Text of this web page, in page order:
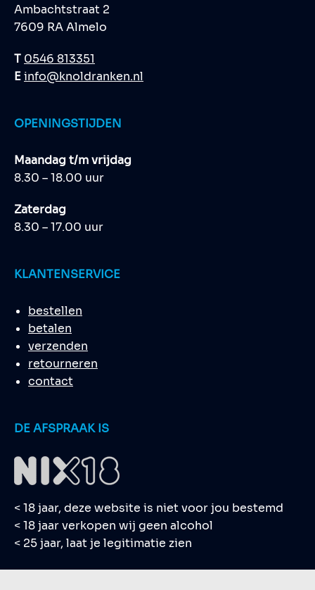
Ambachtstraat 2
7609 RA Almelo
T 0546 813351
Einfo@knoldranken.nl
OPENINGSTIJDEN
Maandag t/m vrijdag
8.30 – 18.00 uur
Zaterdag
8.30 – 17.00 uur
KLANTENSERVICE
bestellen
betalen
verzenden
retourneren
contact
DE AFSPRAAK IS
< 18 jaar, deze website is niet voor jou bestemd
< 18 jaar verkopen wij geen alcohol
< 25 jaar, laat je legitimatie zien